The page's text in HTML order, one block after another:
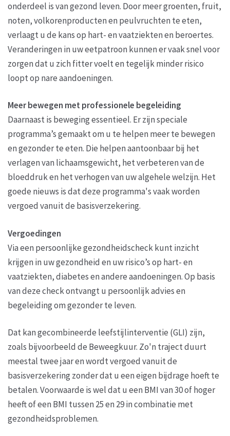
onderdeel is van gezond leven. Door meer groenten, fruit,
noten, volkorenproducten en peulvruchten te eten,
verlaagt u de kans op hart- en vaatziekten en beroertes.
Veranderingen in uw eetpatroon kunnen er vaak snel voor
zorgen dat u zich fitter voelt en tegelijk minder risico
loopt op nare aandoeningen.
Meer bewegen met professionele begeleiding
Daarnaast is beweging essentieel. Er zijn speciale
programma’s gemaakt om u te helpen meer te bewegen
en gezonder te eten. Die helpen aantoonbaar bij het
verlagen van lichaamsgewicht, het verbeteren van de
bloeddruk en het verhogen van uw algehele welzijn. Het
goede nieuws is dat deze programma's vaak worden
vergoed vanuit de basisverzekering.
Vergoedingen
Via een persoonlijke gezondheidscheck kunt inzicht
krijgen in uw gezondheid en uw risico’s op hart- en
vaatziekten, diabetes en andere aandoeningen. Op basis
van deze check ontvangt u persoonlijk advies en
begeleiding om gezonder te leven.
Dat kan gecombineerde leefstijlinterventie (GLI) zijn,
zoals bijvoorbeeld de Beweegkuur. Zo'n traject duurt
meestal twee jaar en wordt vergoed vanuit de
basisverzekering zonder dat u een eigen bijdrage hoeft te
betalen. Voorwaarde is wel dat u een BMI van 30 of hoger
heeft of een BMI tussen 25 en 29 in combinatie met
gezondheidsproblemen.